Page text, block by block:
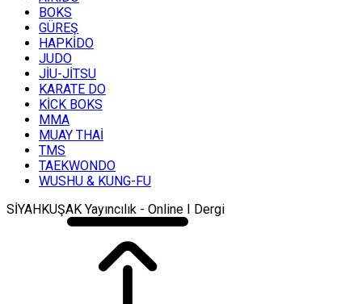
BOKS
GÜREŞ
HAPKİDO
JUDO
JİU-JİTSU
KARATE DO
KİCK BOKS
MMA
MUAY THAİ
TMS
TAEKWONDO
WUSHU & KUNG-FU
SİYAHKUŞAK Yayıncılık - Online I Dergi